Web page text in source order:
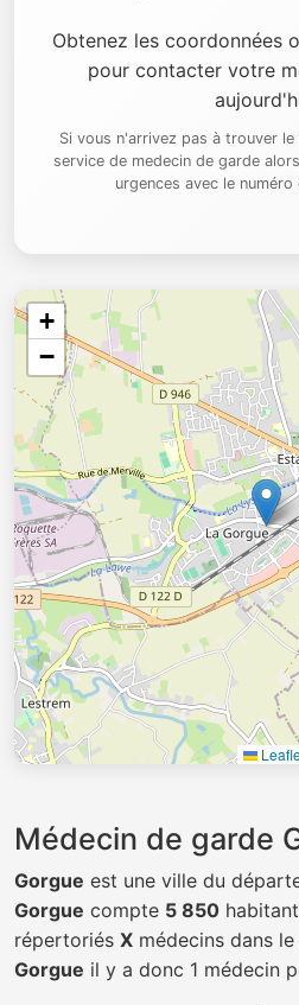
Obtenez les coordonnées
pour contacter votre
Si vous n'arrivez pas à trouver
service de medecin de garde
urgences avec le
+
−
Médecin de garde
Gorgue est une ville du
Gorgue compte 5 850
répertoriés X médecins dans
Gorgue il y a donc 1 médecin